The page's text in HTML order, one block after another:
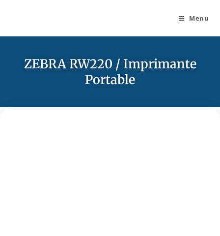
Menu
ZEBRA RW220 / Imprimante
Portable